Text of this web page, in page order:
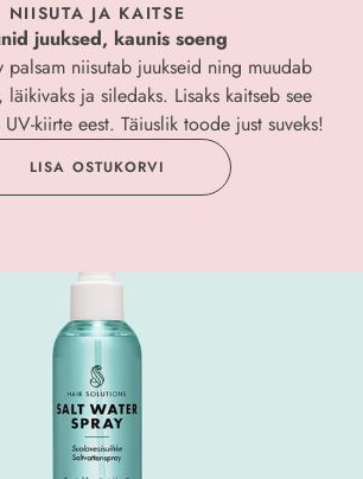
NIISUTA JA KAITSE
juuksed, kaunis soeng
palsam niisutab juukseid ning muudab
läikivaks ja siledaks. Lisaks kaitseb see
kiirte eest. Täiuslik toode just suveks!
LISA OSTUKORVI